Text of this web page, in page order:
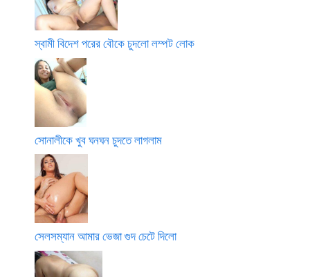
স্বামী বিদেশ পরের বৌকে চুদলো লম্পট লোক
সোনালীকে খুব ঘনঘন চুদতে লাগলাম
সেলসম্যান আমার ভেজা গুদ চেটে দিলো